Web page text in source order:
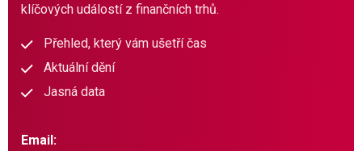
klíčových událostí z finančních trhů.
Přehled, který vám ušetří čas
Aktuální dění
Jasná data
Email: